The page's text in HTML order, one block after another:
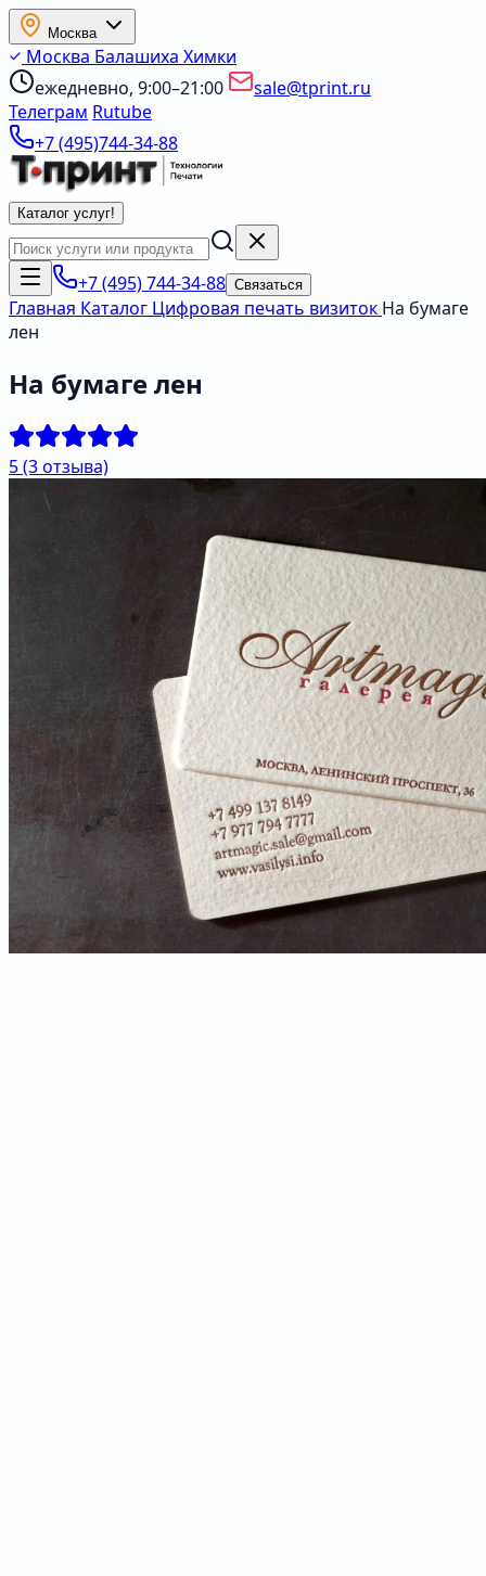
Москва
Москва Балашиха Химки
ежедневно, 9:00–21:00
sale@tprint.ru
Телеграм Rutube
+7 (495)744-34-88
Каталог услуг!
+7 (495) 744-34-88 Связаться
Главная Каталог Цифровая печать визиток На бумаге
лен
На бумаге лен
5(3 отзыва)